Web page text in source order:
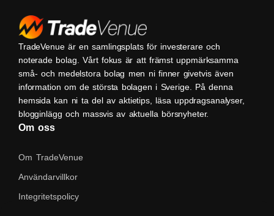
TradeVenue är en samlingsplats för investerare och
noterade bolag. Vårt fokus är att främst uppmärksamma
små- och medelstora bolag men ni finner givetvis även
information om de största bolagen i Sverige. På denna
hemsida kan ni ta del av aktietips, läsa uppdragsanalyser,
blogginlägg och massvis av aktuella börsnyheter.
Om oss
Om TradeVenue
Användarvillkor
Integritetspolicy